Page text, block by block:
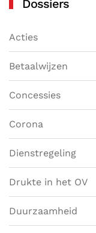
Dossiers
Acties
Betaalwijzen
Concessies
Corona
Dienstregeling
Drukte in het OV
Duurzaamheid